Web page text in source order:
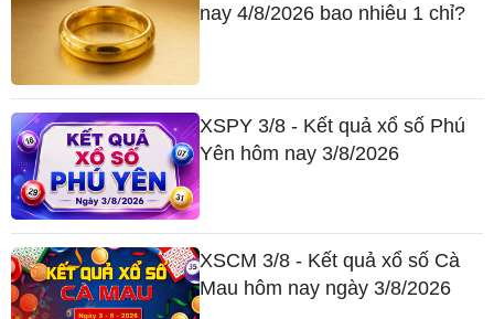
nay 4/8/2026 bao nhiêu 1 chỉ?
XSPY 3/8 - Kết quả xổ số Phú
Yên hôm nay 3/8/2026
XSCM 3/8 - Kết quả xổ số Cà
Mau hôm nay ngày 3/8/2026